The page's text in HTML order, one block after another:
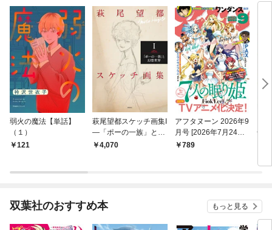
弱火の魔法【単話】
（１）
121
萩尾望都スケッチ画集I
—「ポーの一族」と幻
想世界—
4,070
アフタヌーン 2026年9
月号 [2026年7月24日
発売]
789
号
双葉社のおすすめ本 もっと見る